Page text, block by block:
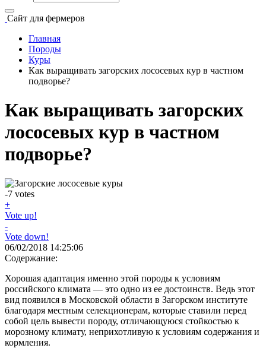
Сайт для фермеров
Главная
Породы
Куры
Как выращивать загорских лососевых кур в частном
подворье?
Как выращивать загорских
лососевых кур в частном
подворье?
-7 votes
+
Vote up!
-
Vote down!
06/02/2018 14:25:06
Содержание:
Хорошая адаптация именно этой породы к условиям
российского климата — это одно из ее достоинств. Ведь этот
вид появился в Московской области в Загорском институте
благодаря местным селекционерам, которые ставили перед
собой цель вывести породу, отличающуюся стойкостью к
морозному климату, неприхотливую к условиям содержания и
кормления.